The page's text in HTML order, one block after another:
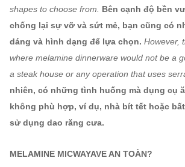
shapes to choose from.
Bên cạnh độ bền
chống lại sự vỡ và sứt mẻ, bạn cũng có
dáng và hình dạng để lựa chọn. However,
where melamine dinnerware would not be a
a steak house or any operation that uses
nhiên, có những tình huống mà dụng cụ
không phù hợp, ví dụ, nhà bít tết hoặc
sử dụng dao răng cưa.
MELAMINE MICWAYAVE AN TOÀN?